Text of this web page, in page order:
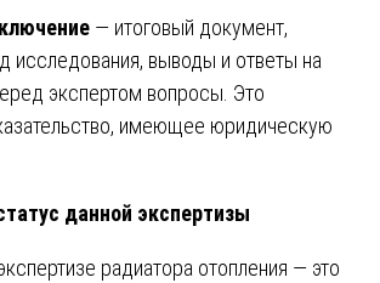
— итоговый документ,
исследования, выводы и ответы на
экспертом вопросы. Это
имеющее юридическую
данной экспертизы
радиатора отопления — это